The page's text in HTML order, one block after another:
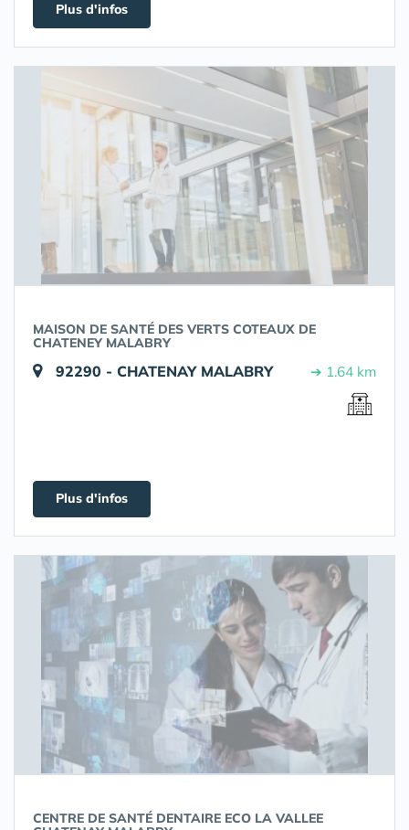
Plus d'infos
MAISON DE SANTÉ DES VERTS COTEAUX DE
CHATENEY MALABRY
92290 - CHATENAY MALABRY ➔ 1.64 km
Plus d'infos
CENTRE DE SANTÉ DENTAIRE ECO LA VALLEE